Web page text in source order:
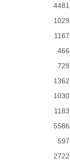
4481
1029
1167
466
729
1362
1030
1183
5586
597
2722